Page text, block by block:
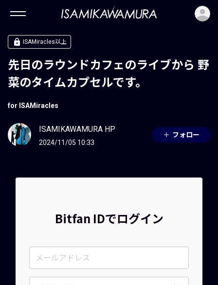
ISAMiracles以上
先日のラウンドカフェのライブから 野
菜のタイムカプセルです。
for ISAMiracles
ISAMIKAWAMURA HP
2024/11/05 10:33
フォロー
Bitfan IDでログイン